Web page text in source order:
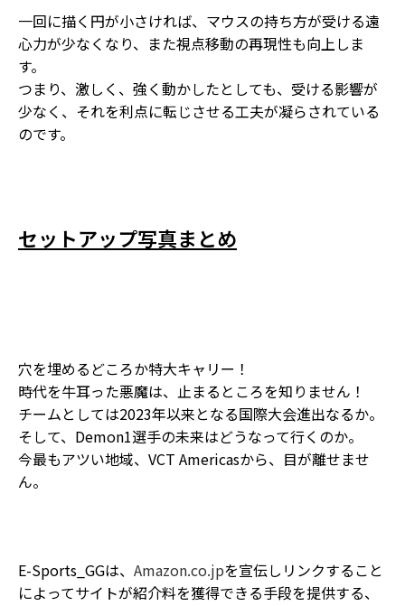
一回に描く円が小さければ、 マウスの持ち方が受ける遠
心力が少なく なり、また視点移動の再現性も向上しま
す。
つまり、激しく、強く動かしたとしても、受ける影響が
少なく、それを利点に転じさせる工夫が凝らされている
のです。
セットアップ写真まとめ
穴を埋めるどころか特大キャリー！
時代を牛耳った悪魔は、止まるところを知りません！
チームとしては2023年以来となる国際大会進出なるか。
そして、Demon1選手の未来はどうなって行くのか。
今最もアツい地域、VCT Americasから、目が離せませ
ん。
E-Sports_GGは、 Amazon.co.jpを宣伝しリンクすること
によってサイトが紹介料を獲得できる手段を提供する、